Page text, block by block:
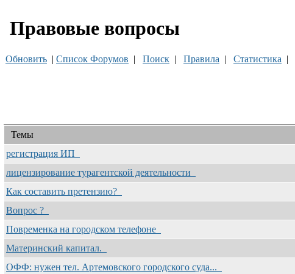
Правовые вопросы
Обновить | Список Форумов | Поиск | Правила | Статистика |
Темы
регистрация ИП
лицензирование турагентской деятельности
Как составить претензию?
Вопрос ?
Повременка на городском телефоне
Материнский капитал.
ОФФ: нужен тел. Артемовского городского суда...